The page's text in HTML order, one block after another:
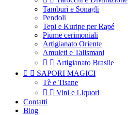
Tamburi e Sonagli
Pendoli
Tepi e Kuripe per Rapé
Piume cerimoniali
Artigianato Oriente
Amuleti e Talismani
  Artigianato Brasile
  SAPORI MAGICI
Tè e Tisane
  Vini e Liquori
Contatti
Blog